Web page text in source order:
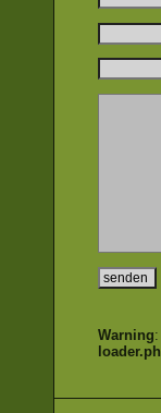
Warning